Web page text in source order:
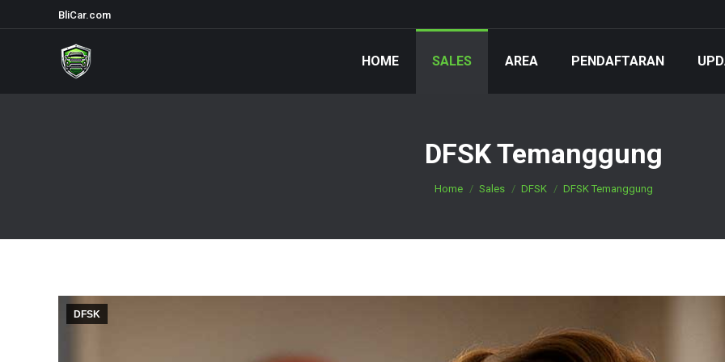
BliCar.com
HOME SALES AREA PENDAFTARAN
DFSK Temanggung
You are here:
Home Sales DFSK DFSK Temanggung
DFSK